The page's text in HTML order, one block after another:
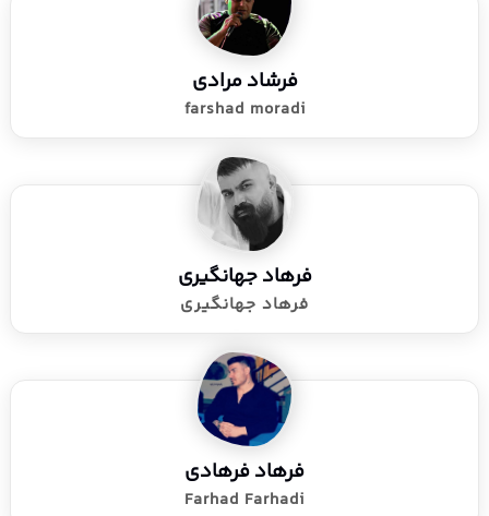
فرشاد مرادی
farshad moradi
فرهاد جهانگیری
فرهاد جهانگیری
فرهاد فرهادی
Farhad Farhadi